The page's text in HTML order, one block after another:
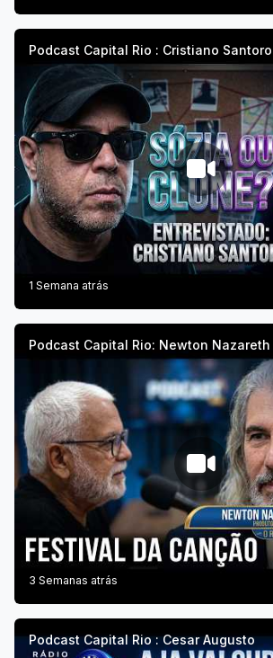
Podcast Capital Rio : Cristiano Santoro
1 Semana atrás
Podcast Capital Rio: Newton Nazareth
3 Semanas atrás
Podcast Capital Rio : Cesar Augusto